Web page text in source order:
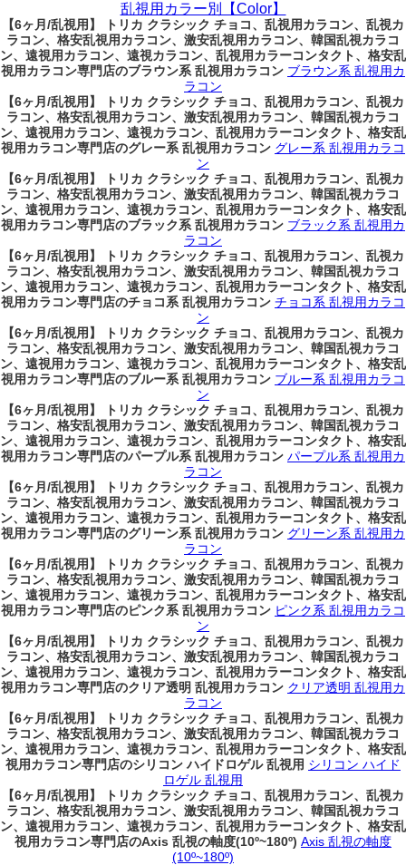
乱視用カラー別【Color】
【6ヶ月/乱視用】 トリカ クラシック チョコ、乱視用カラコン、乱視カ
ラコン、格安乱視用カラコン、激安乱視用カラコン、韓国乱視カラコ
ン、遠視用カラコン、遠視カラコン、乱視用カラーコンタクト、格安乱
視用カラコン専門店のブラウン系 乱視用カラコン ブラウン系 乱視用カ
ラコン
【6ヶ月/乱視用】 トリカ クラシック チョコ、乱視用カラコン、乱視カ
ラコン、格安乱視用カラコン、激安乱視用カラコン、韓国乱視カラコ
ン、遠視用カラコン、遠視カラコン、乱視用カラーコンタクト、格安乱
視用カラコン専門店のグレー系 乱視用カラコン グレー系 乱視用カラコ
ン
【6ヶ月/乱視用】 トリカ クラシック チョコ、乱視用カラコン、乱視カ
ラコン、格安乱視用カラコン、激安乱視用カラコン、韓国乱視カラコ
ン、遠視用カラコン、遠視カラコン、乱視用カラーコンタクト、格安乱
視用カラコン専門店のブラック系 乱視用カラコン ブラック系 乱視用カ
ラコン
【6ヶ月/乱視用】 トリカ クラシック チョコ、乱視用カラコン、乱視カ
ラコン、格安乱視用カラコン、激安乱視用カラコン、韓国乱視カラコ
ン、遠視用カラコン、遠視カラコン、乱視用カラーコンタクト、格安乱
視用カラコン専門店のチョコ系 乱視用カラコン チョコ系 乱視用カラコ
ン
【6ヶ月/乱視用】 トリカ クラシック チョコ、乱視用カラコン、乱視カ
ラコン、格安乱視用カラコン、激安乱視用カラコン、韓国乱視カラコ
ン、遠視用カラコン、遠視カラコン、乱視用カラーコンタクト、格安乱
視用カラコン専門店のブルー系 乱視用カラコン ブルー系 乱視用カラコ
ン
【6ヶ月/乱視用】 トリカ クラシック チョコ、乱視用カラコン、乱視カ
ラコン、格安乱視用カラコン、激安乱視用カラコン、韓国乱視カラコ
ン、遠視用カラコン、遠視カラコン、乱視用カラーコンタクト、格安乱
視用カラコン専門店のパープル系 乱視用カラコン パープル系 乱視用カ
ラコン
【6ヶ月/乱視用】 トリカ クラシック チョコ、乱視用カラコン、乱視カ
ラコン、格安乱視用カラコン、激安乱視用カラコン、韓国乱視カラコ
ン、遠視用カラコン、遠視カラコン、乱視用カラーコンタクト、格安乱
視用カラコン専門店のグリーン系 乱視用カラコン グリーン系 乱視用カ
ラコン
【6ヶ月/乱視用】 トリカ クラシック チョコ、乱視用カラコン、乱視カ
ラコン、格安乱視用カラコン、激安乱視用カラコン、韓国乱視カラコ
ン、遠視用カラコン、遠視カラコン、乱視用カラーコンタクト、格安乱
視用カラコン専門店のピンク系 乱視用カラコン ピンク系 乱視用カラコ
ン
【6ヶ月/乱視用】 トリカ クラシック チョコ、乱視用カラコン、乱視カ
ラコン、格安乱視用カラコン、激安乱視用カラコン、韓国乱視カラコ
ン、遠視用カラコン、遠視カラコン、乱視用カラーコンタクト、格安乱
視用カラコン専門店のクリア透明 乱視用カラコン クリア透明 乱視用カ
ラコン
【6ヶ月/乱視用】 トリカ クラシック チョコ、乱視用カラコン、乱視カ
ラコン、格安乱視用カラコン、激安乱視用カラコン、韓国乱視カラコ
ン、遠視用カラコン、遠視カラコン、乱視用カラーコンタクト、格安乱
視用カラコン専門店のシリコン ハイドロゲル 乱視用 シリコン ハイド
ロゲル 乱視用
【6ヶ月/乱視用】 トリカ クラシック チョコ、乱視用カラコン、乱視カ
ラコン、格安乱視用カラコン、激安乱視用カラコン、韓国乱視カラコ
ン、遠視用カラコン、遠視カラコン、乱視用カラーコンタクト、格安乱
視用カラコン専門店のAxis 乱視の軸度(10º~180º) Axis 乱視の軸度
(10º~180º)